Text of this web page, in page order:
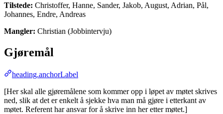
Tilstede: Christoffer, Hanne, Sander, Jakob, August, Adrian, Pål,
Johannes, Endre, Andreas
Mangler: Christian (Jobbintervju)
Gjøremål
heading.anchorLabel
[Her skal alle gjøremålene som kommer opp i løpet av møtet skrives
ned, slik at det er enkelt å sjekke hva man må gjøre i etterkant av
møtet. Referent har ansvar for å skrive inn her etter møtet.]